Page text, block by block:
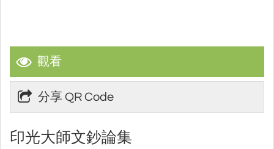
觀看
分享 QR Code
印光大師文鈔論集